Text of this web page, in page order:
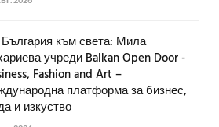
към света: Мила
учреди Balkan Open Door -
Fashion and Art –
платформа за бизнес,
и изкуство